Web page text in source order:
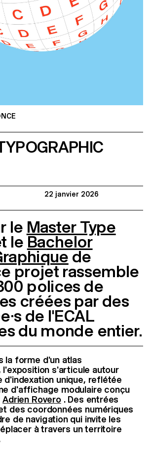
22 janvier 2026
le Master Type
le Bachelor
de
projet rassemble
polices de
créées par des
de l'ECAL
du monde entier.
la forme d'un atlas
s'articule autour
d'indexation unique, reflétée
d'affichage modulaire conçu
Adrien Rovero. Des entrées
des coordonnées numériques
de navigation qui invite les
à travers un territoire